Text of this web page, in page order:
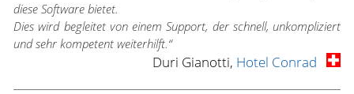
diese Software bietet.
Dies wird begleitet von einem Support, der schnell, unkompliziert
und sehr kompetent weiterhilft.“
Duri Gianotti, Hotel Conrad